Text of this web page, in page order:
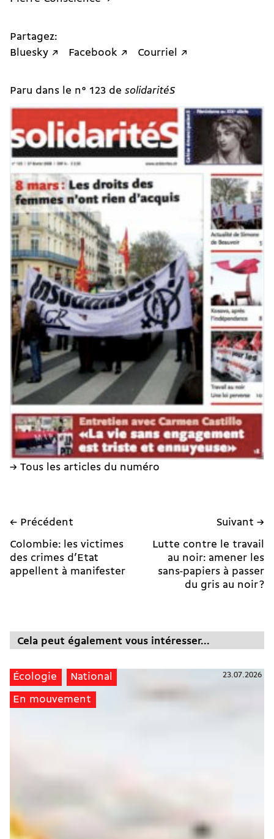
Partagez:
Bluesky ↗
Facebook ↗ Courriel ↗
Paru dans le n° 123 de solidaritéS
→ Tous les articles du numéro
← Précédent
Colombie: les victimes
des crimes d’Etat
appellent à manifester
Suivant →
Lutte contre le travail
au noir: amener les
sans-papiers à passer
du gris au noir ?
Cela peut également vous intéresser...
Écologie National
En mouvement
23.07.2026